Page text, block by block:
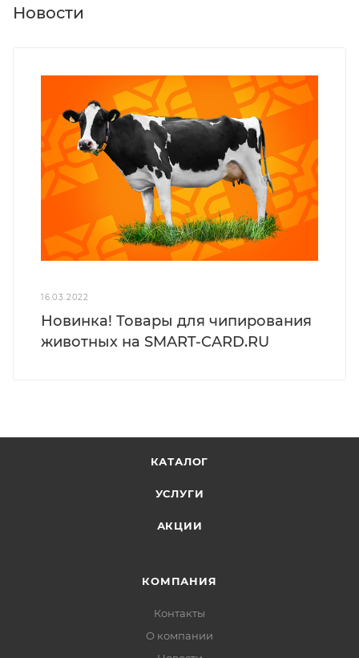
Новости
16.03.2022
Новинка! Товары для чипирования
животных на SMART-CARD.RU
КАТАЛОГ
УСЛУГИ
АКЦИИ
КОМПАНИЯ
Контакты
О компании